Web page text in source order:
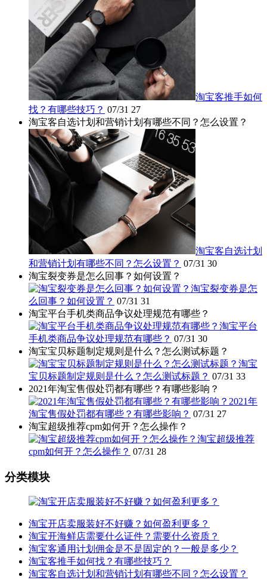
淘宝客推手如何
找？有哪些技巧？ 07/31 27
淘宝客自选计划和营销计划有哪些不同？怎么设置？
淘宝客自选计划
和营销计划有哪些不同？怎么设置？ 07/31 30
淘宝裂变券是怎么回事？如何设置？
淘宝裂变券是怎
么回事？如何设置？ 07/31 31
淘宝平台手机类商品争议处理规范有哪些？
淘宝平台
手机类商品争议处理规范有哪些？ 07/31 30
淘宝宝贝标题制定规则是什么？怎么测试标题？
淘宝
宝贝标题制定规则是什么？怎么测试标题？ 07/31 33
2021年淘宝售假处罚都有哪些？有哪些影响？
2021年
淘宝售假处罚都有哪些？有哪些影响？ 07/31 27
淘宝超级推荐cpm如何开？怎么操作？
淘宝超级推荐
cpm如何开？怎么操作？ 07/31 28
分类模块
淘宝开店卖服装好不好赚？如何盈利更多？
淘宝开海鲜店需要什么证件？需要什么资质？
淘宝客通用计划佣金是不是固定的？一般是多少？
淘宝客推手如何找？有哪些技巧？
淘宝客自选计划和营销计划有哪些不同？怎么设置？